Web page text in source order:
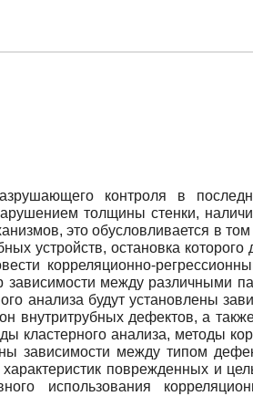
контроля в
толщины стенки,
это обусловливается в
устройств, остановка которого
корреляционно-
зависимости между различными
анализа будут установлены
внутритрубных дефектов, а
кластерного анализа, методы
зависимости между типом
поврежденных и
использования